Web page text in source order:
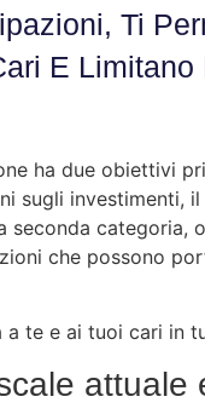
Ti
E Limitano
ha due obiettivi
sugli investimenti,
seconda categoria,
che possono
te e ai tuoi cari in
attuale